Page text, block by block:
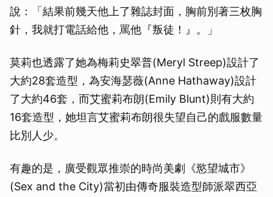
說：「結果前幾天他上了雜誌封面，胸前別著三枚胸
針，我就打電話給他，罵他『叛徒！』。」
莫莉也透露了她為梅莉史翠普(Meryl Streep)設計了
大約28套造型，為安海瑟薇(Anne Hathaway)設計
了大約46套，而艾蜜莉布朗(Emily Blunt)則有大約
16套造型，她坦言艾蜜莉布朗很失望自己的戲服數量
比別人少。
有趣的是，廣受觀眾推崇的時尚美劇《慾望城市》
(Sex and the City)當初由傳奇服裝造型師派翠西亞